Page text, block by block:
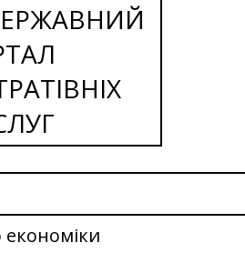
економіки